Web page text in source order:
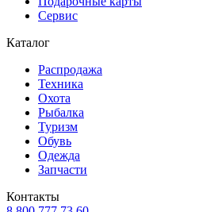
Сервис
Каталог
Распродажа
Техника
Охота
Рыбалка
Туризм
Обувь
Одежда
Запчасти
Контакты